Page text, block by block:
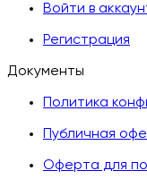
Войти в
Регистрация
Документы
Политика
Публичная
Оферта для